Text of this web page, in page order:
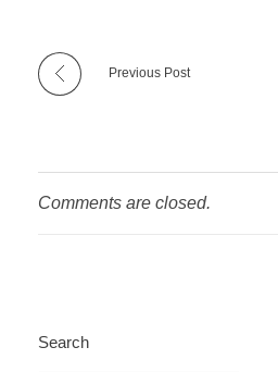
Previous Post
Comments are closed.
Search